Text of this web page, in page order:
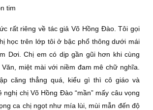
tim
rất riêng về tác giả Võ Hồng Đào. Tôi gọi
học trên lớp tôi ở bậc phổ thông dưới mái
Dơi. Chị em có dịp gần gũi hơn khi cùng
miệt mài với niềm đam mê chữ nghĩa.
căng thẳng quá, kiểu gì thì cô giáo và
nghị chị Võ Hồng Đào “mần” mấy câu vọng
ca chị ngọt như mía lùi, mùi mẫn đến độ